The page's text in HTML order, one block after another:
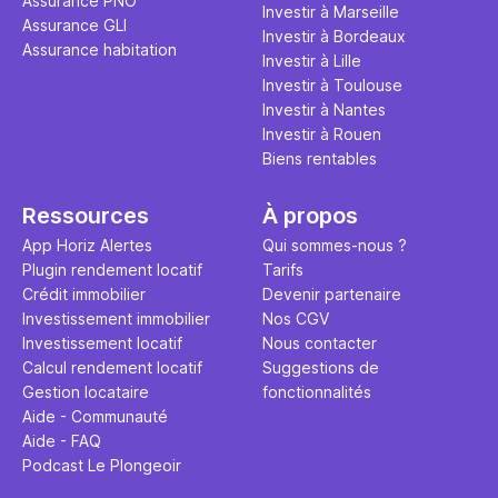
Assurance GLI
Assurance habitation
Investir à Marseille
Investir à Bordeaux
Investir à Lille
Investir à Toulouse
Investir à Nantes
Investir à Rouen
Biens rentables
Ressources
App Horiz Alertes
Plugin rendement locatif
Crédit immobilier
Investissement immobilier
Investissement locatif
Calcul rendement locatif
Gestion locataire
Aide - Communauté
Aide - FAQ
Podcast Le Plongeoir
À propos
Qui sommes-nous ?
Tarifs
Devenir partenaire
Nos CGV
Nous contacter
Suggestions de
fonctionnalités